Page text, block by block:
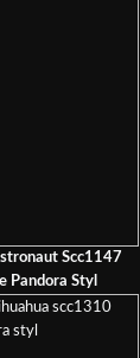
Scc1147
Pandora Styl